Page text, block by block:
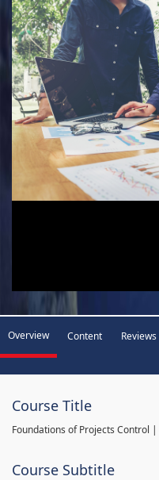
Overview Content Reviews
Course Title
Course Subtitle